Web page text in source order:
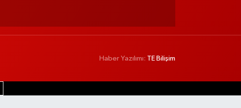
Haber Yazılımı: TE Bilişim